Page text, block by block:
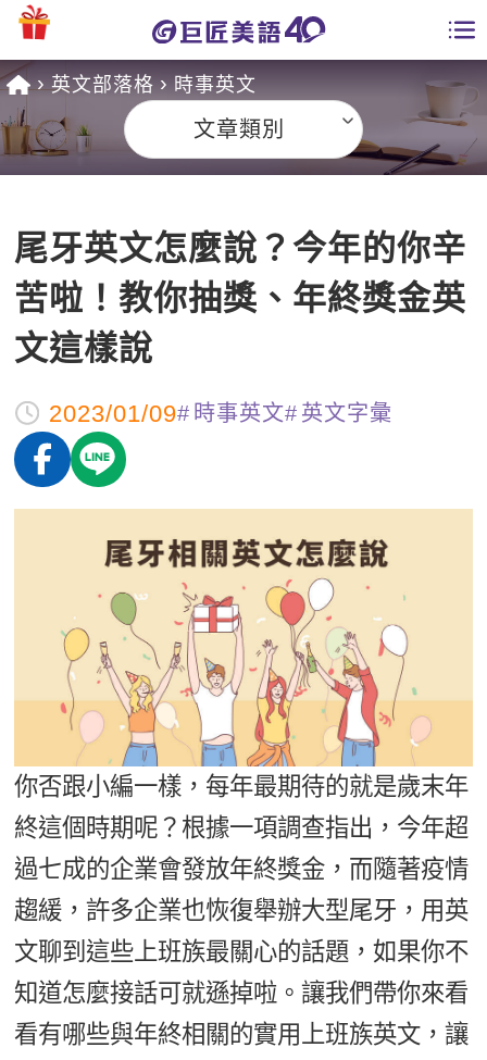
課程總覽
英文課程總表
英文會話
商用英文
英文檢定
TOEIC 多益課程
GEPT 全民英檢課程
TOEFL 托福課程
能力養成
英文聽力養成
開口溜英文
旅遊英文
基礎字彙
情境閱讀
英文寫作
Cengage TED Talks
CNN聽力強化
新聞英文
英語俱樂部
ECAM
Let's Talk
日語
韓語
西班牙語
外語即時通
兒童美語
更多
一對一家教
企業訓練
點讀筆教材
數位學習教材
全國分校
免費資源
多益秒學堂
英文能力測驗
師資團隊
學習分享
學員故事
學員讚出來
活動花絮
學員專區
Recruiting
英文部落格 時事英文
文章類別
尾牙英文怎麼說？今年的你辛
苦啦！教你抽獎、年終獎金英
文這樣說
2023/01/09 時事英文 英文字彙
你否跟小編一樣，每年最期待的就是歲末年
終這個時期呢？根據一項調查指出，今年超
過七成的企業會發放年終獎金，而隨著疫情
趨緩，許多企業也恢復舉辦大型尾牙，用英
文聊到這些上班族最關心的話題，如果你不
知道怎麼接話可就遜掉啦。讓我們帶你來看
看有哪些與年終相關的實用上班族英文，讓